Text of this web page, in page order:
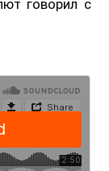
говорил с